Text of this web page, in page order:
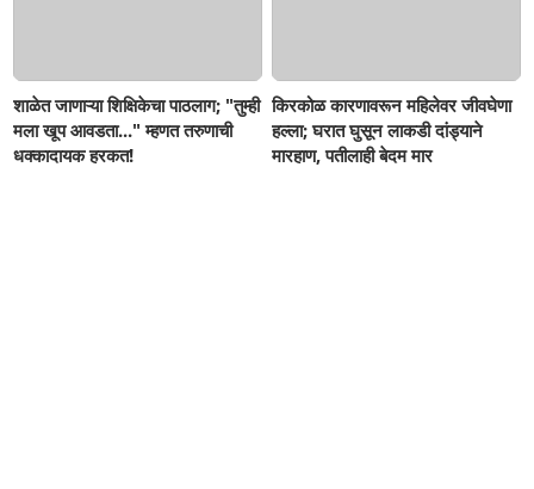
शाळेत जाणाऱ्या शिक्षिकेचा पाठलाग; "तुम्ही
मला खूप आवडता..." म्हणत तरुणाची
धक्कादायक हरकत!
किरकोळ कारणावरून महिलेवर जीवघेणा
हल्ला; घरात घुसून लाकडी दांड्याने
मारहाण, पतीलाही बेदम मार